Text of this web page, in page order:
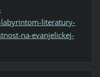
literatury-
na-evanjelickej-